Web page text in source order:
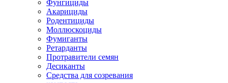
Фунгициды
Акарициды
Родентициды
Моллюскоциды
Фумиганты
Ретарданты
Протравители семян
Десиканты
Средства для созревания